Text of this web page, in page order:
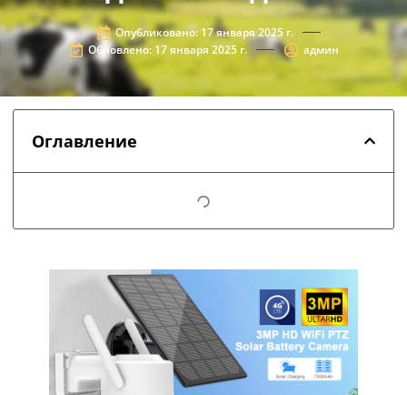
Опубликовано: 17 января 2025 г.
Обновлено: 17 января 2025 г.
админ
Оглавление